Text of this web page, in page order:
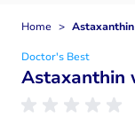
Home >
Doctor's Best
Astaxanthin